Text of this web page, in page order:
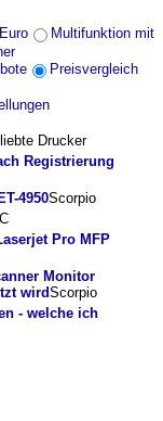
Multifunktion mit
Preisvergleich
Drucker
Registrierung
4950Scorpio
Pro MFP
Monitor
wirdScorpio
- welche ich